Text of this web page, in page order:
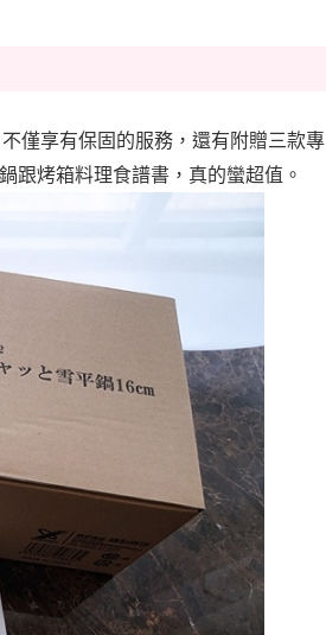
不僅享有保固的服務，還有附贈三款專
跟烤箱料理食譜書，真的蠻超值。